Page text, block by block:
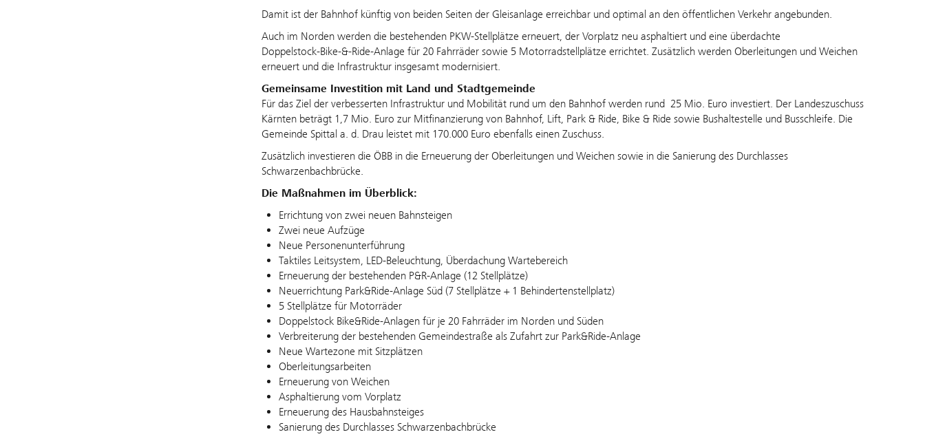
Damit ist der Bahnhof künftig von beiden Seiten der Gleisanlage erreichbar und optimal an den öffentlichen Verkehr angebunden.
Auch im Norden werden die bestehenden PKW‑Stellplätze erneuert, der Vorplatz neu asphaltiert und eine überdachte
Doppelstock‑Bike‑&‑Ride‑Anlage für 20 Fahrräder sowie 5 Motorradstellplätze errichtet. Zusätzlich werden Oberleitungen und Weichen
erneuert und die Infrastruktur insgesamt modernisiert.
Gemeinsame Investition mit Land und Stadtgemeinde
Für das Ziel der verbesserten Infrastruktur und Mobilität rund um den Bahnhof werden rund 25 Mio. Euro investiert. Der Landeszuschuss
Kärnten beträgt 1,7 Mio. Euro zur Mitfinanzierung von Bahnhof, Lift, Park & Ride, Bike & Ride sowie Bushaltestelle und Busschleife. Die
Gemeinde Spittal a. d. Drau leistet mit 170.000 Euro ebenfalls einen Zuschuss.
Zusätzlich investieren die ÖBB in die Erneuerung der Oberleitungen und Weichen sowie in die Sanierung des Durchlasses
Schwarzenbachbrücke.
Die Maßnahmen im Überblick:
Errichtung von zwei neuen Bahnsteigen
Zwei neue Aufzüge
Neue Personenunterführung
Taktiles Leitsystem, LED-Beleuchtung, Überdachung Wartebereich
Erneuerung der bestehenden P&R-Anlage (12 Stellplätze)
Neuerrichtung Park&Ride-Anlage Süd (7 Stellplätze + 1 Behindertenstellplatz)
5 Stellplätze für Motorräder
Doppelstock Bike&Ride-Anlagen für je 20 Fahrräder im Norden und Süden
Verbreiterung der bestehenden Gemeindestraße als Zufahrt zur Park&Ride-Anlage
Neue Wartezone mit Sitzplätzen
Oberleitungsarbeiten
Erneuerung von Weichen
Asphaltierung vom Vorplatz
Erneuerung des Hausbahnsteiges
Sanierung des Durchlasses Schwarzenbachbrücke